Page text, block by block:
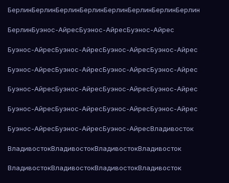
БерлинБерлинБерлинБерлинБерлинБерлинБерлинБерлин
БерлинБуэнос-АйресБуэнос-АйресБуэнос-Айрес
Буэнос-АйресБуэнос-АйресБуэнос-АйресБуэнос-Айрес
Буэнос-АйресБуэнос-АйресБуэнос-АйресБуэнос-Айрес
Буэнос-АйресБуэнос-АйресБуэнос-АйресБуэнос-Айрес
Буэнос-АйресБуэнос-АйресБуэнос-АйресБуэнос-Айрес
Буэнос-АйресБуэнос-АйресБуэнос-АйресВладивосток
ВладивостокВладивостокВладивостокВладивосток
ВладивостокВладивостокВладивостокВладивосток